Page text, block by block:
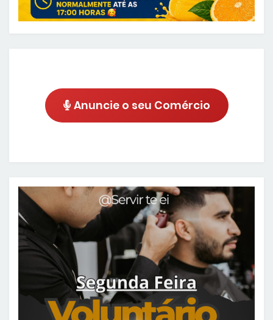
Anuncie o seu Comércio